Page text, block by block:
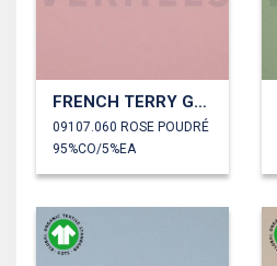
FRENCH TERRY GOTS
09107.060 ROSE POUDRÉ
95%CO/5%EA